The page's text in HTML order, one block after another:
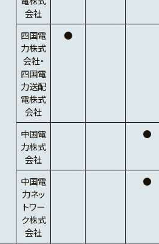
会社
四国電
力株式
会社・
四国電
力送配
電株式
会社
●
中国電
力株式
会社
●
中国電
力ネッ
トワー
ク株式
会社
●